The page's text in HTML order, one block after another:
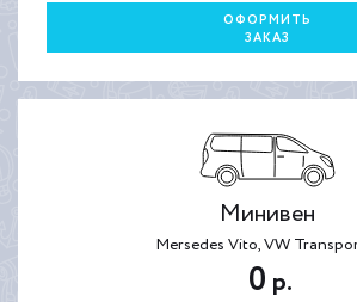
ОФОРМИТЬ
ЗАКАЗ
Минивен
Mersedes Vito, VW
0 р.